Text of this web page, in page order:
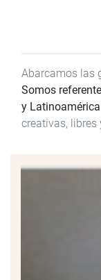
Abarcamos las
Somos
y Latinoamérica
creativas, libres